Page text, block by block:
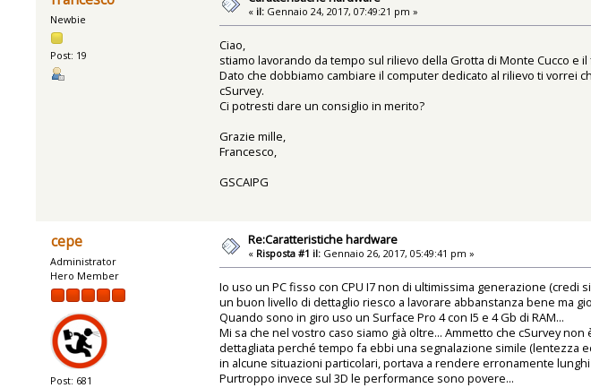
Newbie
Post: 19
« il: Gennaio 24, 2017, 07:49:21 pm »
Ciao,
stiamo lavorando da tempo sul rilievo della Grotta di Monte Cucco
Dato che dobbiamo cambiare il computer dedicato al rilievo ti
cSurvey.
Ci potresti dare un consiglio in merito?
Grazie mille,
Francesco,
GSCAIPG
cepe
Administrator
Hero Member
Post: 681
Re:Caratteristiche hardware
« Risposta #1 il: Gennaio 26, 2017, 05:49:41 pm »
Io uso un PC fisso con CPU I7 non di ultimissima generazione (credi
un buon livello di dettaglio riesco a lavorare abbanstanza bene ma
Quando sono in giro uso un Surface Pro 4 con I5 e 4 Gb di RAM...
Mi sa che nel vostro caso siamo già oltre... Ammetto che cSurvey
dettagliata perché tempo fa ebbi una segnalazione simile (lentezza
in alcune situazioni particolari, portava a rendere erronamente
Purtroppo invece sul 3D le performance sono povere...